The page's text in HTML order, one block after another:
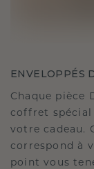
ENVELOPPÉS
Chaque pièce
coffret
votre cadeau.
correspond à
point vous